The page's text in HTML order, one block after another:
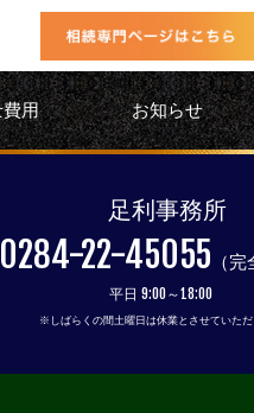
用 お知らせ
足利事務所
0284-22-45055 （
平日 9:00～18:00
※しばらくの間土曜日は休業とさせていただ